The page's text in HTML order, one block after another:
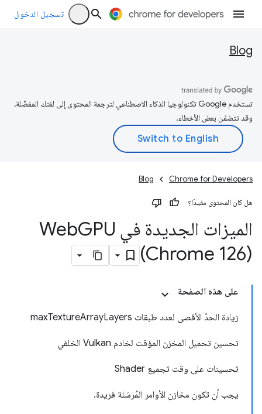
تسجيل الدخول
Blog
تستخدم Google تكنولوجيا الذكاء الاصطناعي لترجمة المحتوى إلى لغتك المفضّلة،
وقد تتضمّن بعض الأخطاء.
Chrome for Developers
Blog
هل كان المحتوى مفيدًا؟
الميزات الجديدة في Web GPU
(Chrome 126)
على هذه الصفحة
زيادة الحدّ الأقصى لعدد طبقات maxTextureArrayLayers
تحسين تحميل المخزن المؤقت لخادم Vulkan الخلفي
تحسينات على وقت تجميع Shader
يجب أن تكون مخازن الأوامر المُرسَلة فريدة.